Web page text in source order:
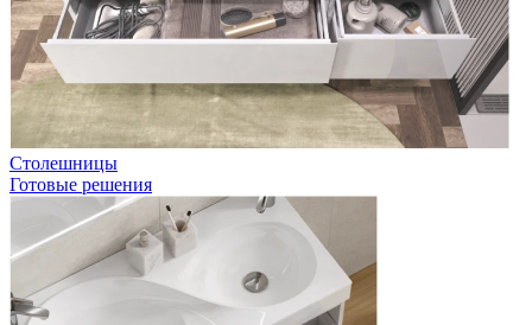
Столешницы
Готовые решения